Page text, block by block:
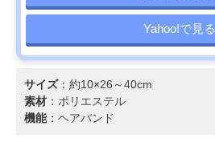
Yahoo!で見る
サイズ：約10×26～40cm
素材 ：ポリエステル
機能：ヘアバンド